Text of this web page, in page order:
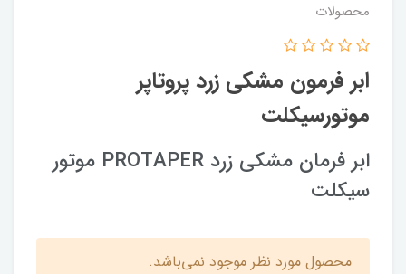
محصولات
ابر فرمون مشکی زرد پروتاپر
موتورسیکلت
ابر فرمان مشکی زرد PROTAPER موتور
سیکلت
محصول مورد نظر موجود نمی‌باشد.